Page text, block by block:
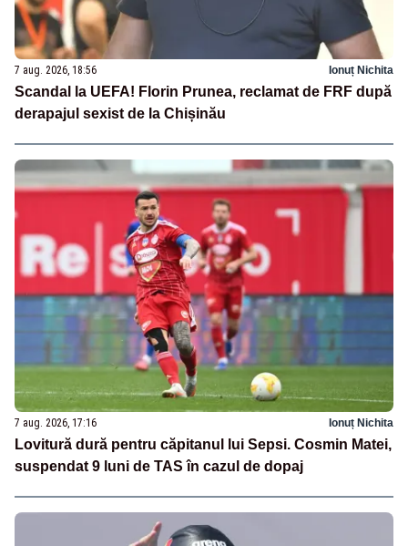
7 aug. 2026, 18:56 Ionuț Nichita
Scandal la UEFA! Florin Prunea, reclamat de FRF după
derapajul sexist de la Chișinău
7 aug. 2026, 17:16 Ionuț Nichita
Lovitură dură pentru căpitanul lui Sepsi. Cosmin Matei,
suspendat 9 luni de TAS în cazul de dopaj